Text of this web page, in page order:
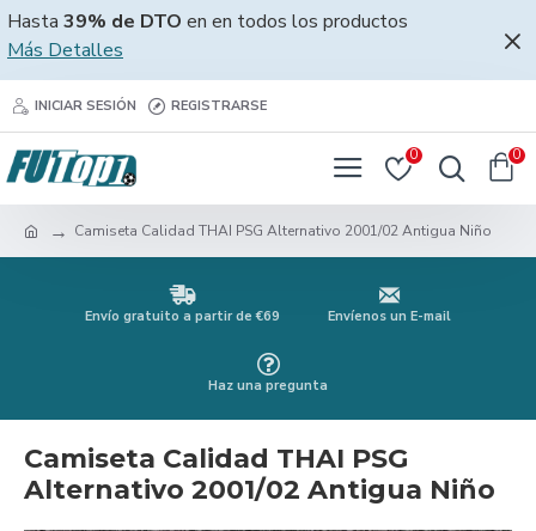
Hasta 39% de DTO en en todos los productos
Más Detalles
INICIAR SESIÓN REGISTRARSE
0 0
Camiseta Calidad THAI PSG Alternativo 2001/02 Antigua Niño
Envío gratuito a partir de €69 Envíenos un E-mail
Haz una pregunta
Camiseta Calidad THAI PSG
Alternativo 2001/02 Antigua Niño